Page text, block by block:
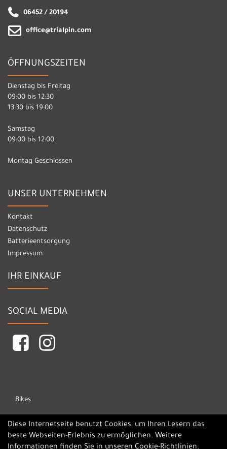
06452 / 20194
office@trialpin.com
ÖFFNUNGSZEITEN
Dienstag bis Freitag
09:00 bis 12:30
13:30 bis 19:00
Samstag
09:00 bis 12:00
Montag Geschlossen
UNSER UNTERNEHMEN
Kontakt
Datenschutz
Batterieentsorgung
Impressum
IHR EINKAUF
SOCIAL MEDIA
Bikes
Marken
Diese Internetseite benutzt Cookies, um Ihren Lesern das
beste Webseiten-Erlebnis zu ermöglichen. Weitere